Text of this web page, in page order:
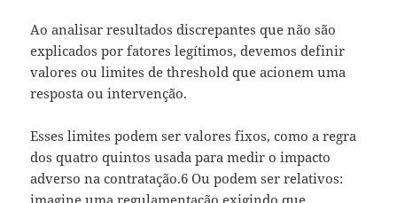
Ao analisar resultados discrepantes que não são
explicados por fatores legítimos, devemos definir
valores ou limites de threshold que acionem uma
resposta ou intervenção.
Esses limites podem ser valores fixos, como a regra
dos quatro quintos usada para medir o impacto
adverso na contratação.6 Ou podem ser relativos: